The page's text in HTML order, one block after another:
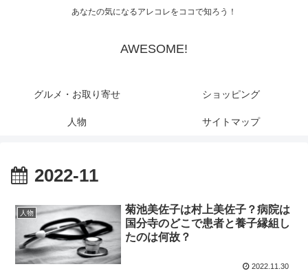
あなたの気になるアレコレをココで知ろう！
AWESOME!
グルメ・お取り寄せ ショッピング
人物 サイトマップ
2022-11
人物
菊池美佐子は村上美佐子？病院は
国分寺のどこで患者と養子縁組し
たのは何故？
2022.11.30